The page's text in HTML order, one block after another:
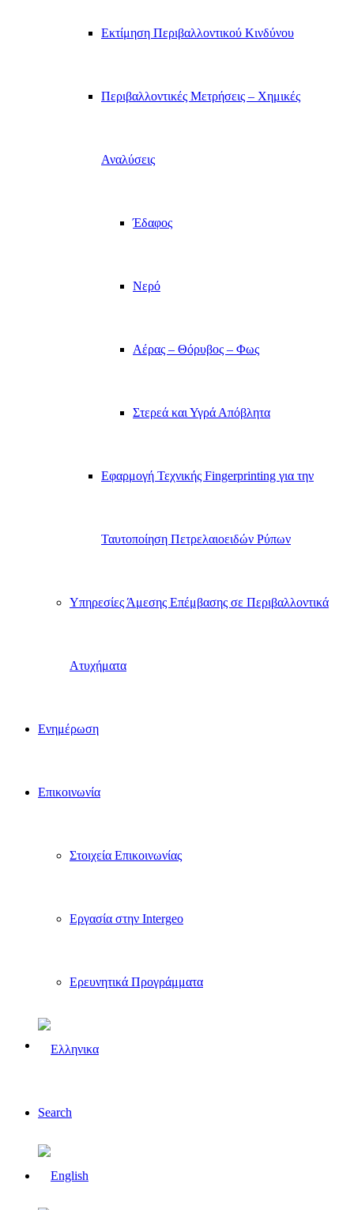
Εκτίμηση Περιβαλλοντικού Κινδύνου
Περιβαλλοντικές Μετρήσεις – Χημικές
Αναλύσεις
Έδαφος
Νερό
Αέρας – Θόρυβος – Φως
Στερεά και Υγρά Απόβλητα
Εφαρμογή Τεχνικής Fingerprinting για την
Ταυτοποίηση Πετρελαιοειδών Ρύπων
Υπηρεσίες Άμεσης Επέμβασης σε Περιβαλλοντικά
Ατυχήματα
Ενημέρωση
Επικοινωνία
Στοιχεία Επικοινωνίας
Εργασία στην Intergeo
Ερευνητικά Προγράμματα
Search